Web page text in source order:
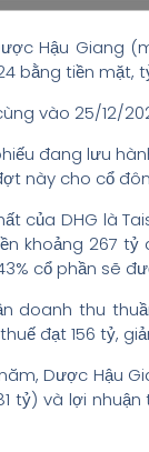
Hậu Giang
bằng tiền mặt,
vào 25/12/
đang lưu
này cho cổ
của DHG là
khoảng 267
cổ phần sẽ
doanh thu
đạt 156 tỷ,
Dược Hậu
tỷ) và lợi